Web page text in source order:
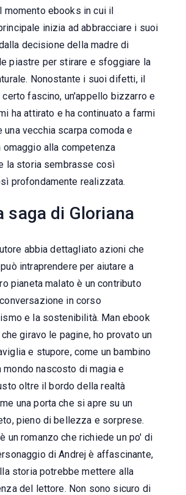
momento ebooks in cui il
inizia ad abbracciare i suoi
decisione della madre di
piastre per stirare e sfoggiare la
Nonostante i suoi difetti, il
certo fascino, un'appello bizzarro e
ha attirato e ha continuato a farmi
una vecchia scarpa comoda e
omaggio alla competenza
la storia sembrasse così
profondamente realizzata.
saga di Gloriana
abbia dettagliato azioni che
intraprendere per aiutare a
pianeta malato è un contributo
in corso
e la sostenibilità. Man ebook
giravo le pagine, ho provato un
e stupore, come un bambino
mondo nascosto di magia e
oltre il bordo della realtà
una porta che si apre su un
pieno di bellezza e sorprese.
un romanzo che richiede un po' di
di Andrej è affascinante,
storia potrebbe mettere alla
del lettore. Non sono sicuro di